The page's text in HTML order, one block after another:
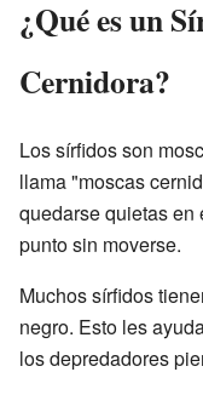
¿Qué es un
Cernidora?
Los sírfidos son
llama "moscas
quedarse quietas en
punto sin moverse.
Muchos sírfidos
negro. Esto les
los depredadores